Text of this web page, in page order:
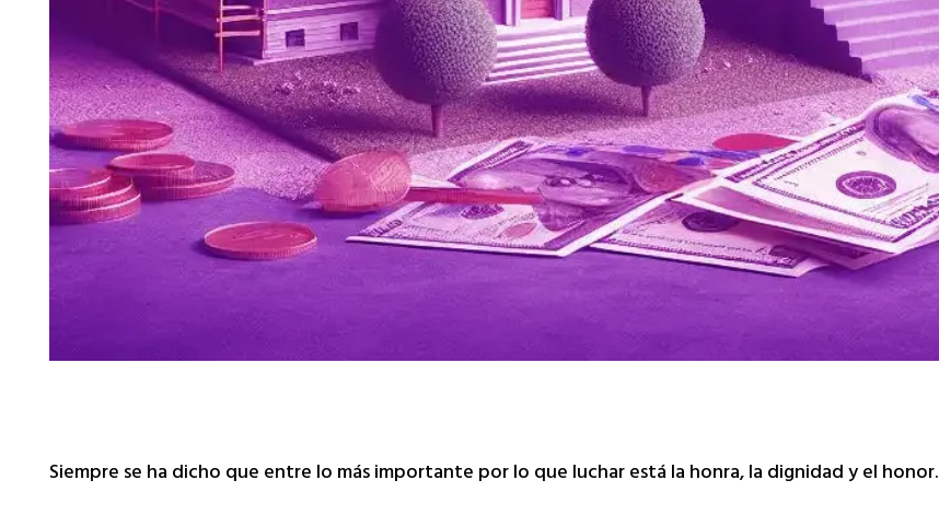
Siempre se ha dicho que entre lo más importante por lo que luchar está la honra, la dignidad y el honor.